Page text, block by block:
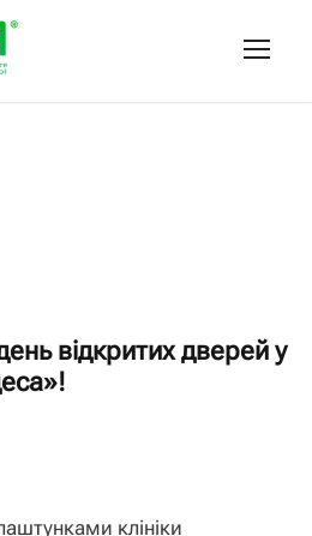
відкритих дверей у
клініки